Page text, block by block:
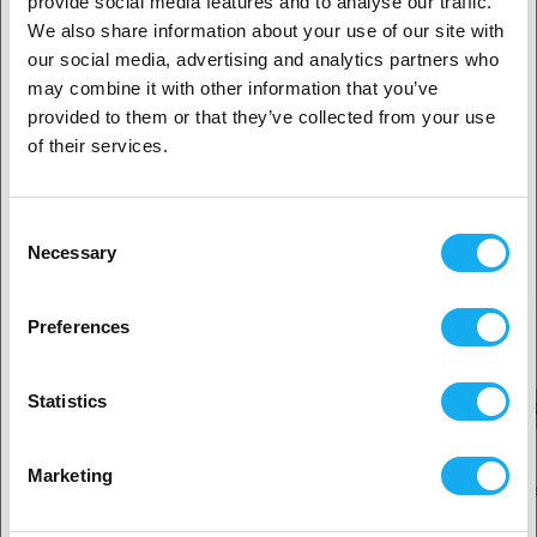
We also share information about your use of our site with
our social media, advertising and analytics partners who
may combine it with other information that you’ve
provided to them or that they’ve collected from your use
of their services.
Selection
Necessary
Preferences
Statistics
Marketing
Glatte overflader
ANMELDELSER
PrimaCreator Resin Filters - 25-Pakke PrimaCreator
1. Er du erhvervskunde eller privatkunde?
Erhvervskunde
Privat kunde